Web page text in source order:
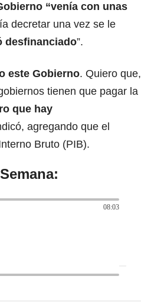
“venía con unas
decretar una vez se le
desfinanciado”.
este Gobierno. Quiero que,
tienen que pagar la
que hay
agregando que el
Bruto (PIB).
08:03